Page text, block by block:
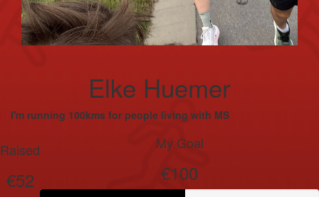
Elke Huemer
I'm running 100kms for people living with MS
Raised
€52
My Goal
€100